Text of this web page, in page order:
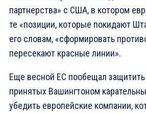
партнерства» с США, в котором
те «позиции, которые покидают
его словам, «сформировать
пересекают красные линии».
Еще весной ЕС пообещал
принятых Вашингтоном
убедить европейские компании,